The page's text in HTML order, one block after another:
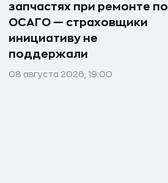
запчастях при ремонте по
ОСАГО — страховщики
инициативу не
поддержали
08 августа 2026, 19:00